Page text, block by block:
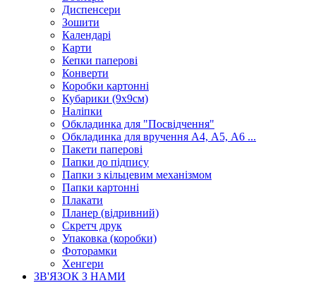
Диспенсери
Зошити
Календарі
Карти
Кепки паперові
Конверти
Коробки картонні
Кубарики (9х9см)
Наліпки
Обкладинка для "Посвідчення"
Обкладинка для вручення А4, А5, А6 ...
Пакети паперові
Папки до підпису
Папки з кільцевим механізмом
Папки картонні
Плакати
Планер (відривний)
Скретч друк
Упаковка (коробки)
Фоторамки
Хенгери
ЗВ'ЯЗОК З НАМИ